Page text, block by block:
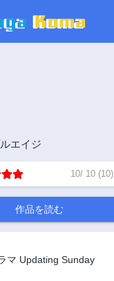
10/ 10 (10)
作品を読む
マ Updating Sunday